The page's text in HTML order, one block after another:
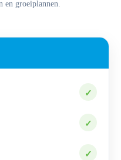
en groeiplannen.
✓
✓
✓